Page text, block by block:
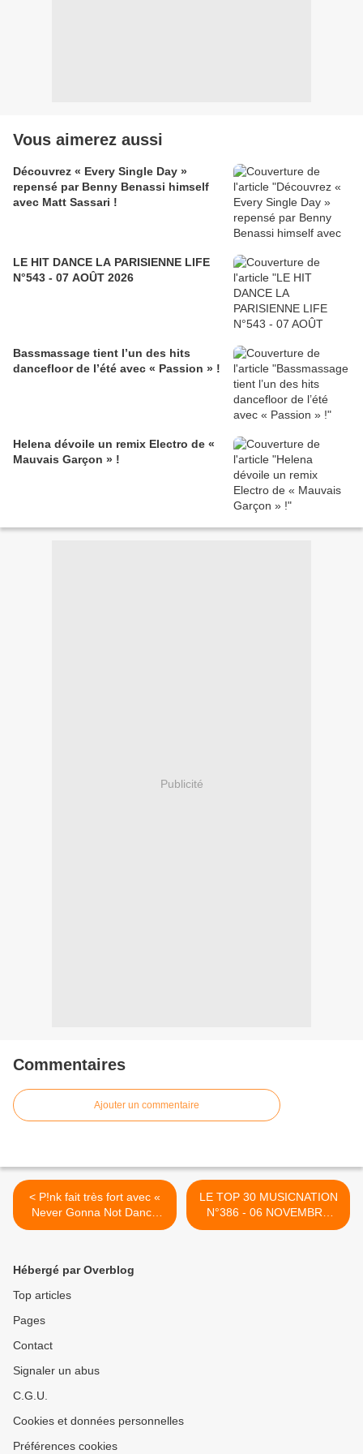
Vous aimerez aussi
Découvrez « Every Single Day »
repensé par Benny Benassi himself
avec Matt Sassari !
LE HIT DANCE LA PARISIENNE LIFE
N°543 - 07 AOÛT 2026
Bassmassage tient l’un des hits
dancefloor de l’été avec « Passion » !
Helena dévoile un remix Electro de «
Mauvais Garçon » !
Publicité
Commentaires
Ajouter un commentaire
< P!nk fait très fort avec «
Never Gonna Not Dance
Again » !
LE TOP 30 MUSICNATION
N°386 - 06 NOVEMBRE
2022 >
Hébergé par Overblog
Top articles
Pages
Contact
Signaler un abus
C.G.U.
Cookies et données personnelles
Préférences cookies